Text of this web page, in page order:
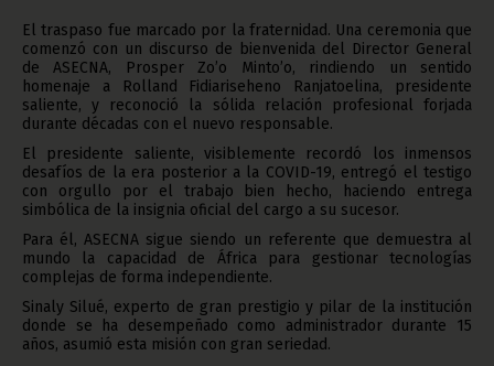
El traspaso fue marcado por la fraternidad. Una ceremonia que
comenzó con un discurso de bienvenida del Director General
de ASECNA, Prosper Zo’o Minto’o, rindiendo un sentido
homenaje a Rolland Fidiariseheno Ranjatoelina, presidente
saliente, y reconoció la sólida relación profesional forjada
durante décadas con el nuevo responsable.
El presidente saliente, visiblemente recordó los inmensos
desafíos de la era posterior a la COVID-19, entregó el testigo
con orgullo por el trabajo bien hecho, haciendo entrega
simbólica de la insignia oficial del cargo a su sucesor.
Para él, ASECNA sigue siendo un referente que demuestra al
mundo la capacidad de África para gestionar tecnologías
complejas de forma independiente.
Sinaly Silué, experto de gran prestigio y pilar de la institución
donde se ha desempeñado como administrador durante 15
años, asumió esta misión con gran seriedad.